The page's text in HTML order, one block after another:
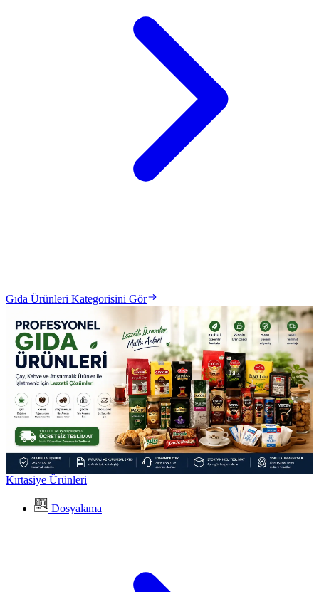
Gıda Ürünleri Kategorisini Gör
Kırtasiye Ürünleri
Dosyalama